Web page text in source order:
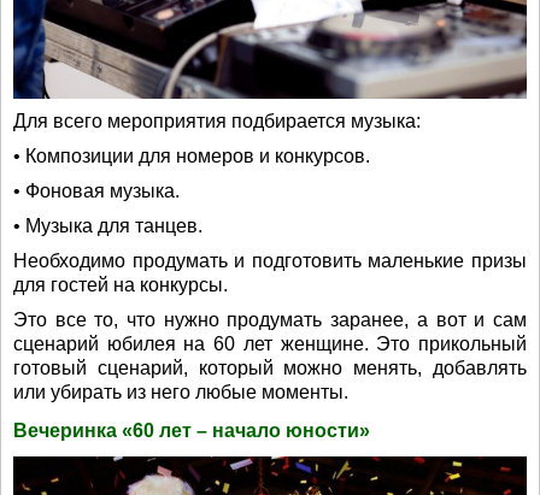
Для всего мероприятия подбирается музыка:
• Композиции для номеров и конкурсов.
• Фоновая музыка.
• Музыка для танцев.
Необходимо продумать и подготовить маленькие призы
для гостей на конкурсы.
Это все то, что нужно продумать заранее, а вот и сам
сценарий юбилея на 60 лет женщине. Это прикольный
готовый сценарий, который можно менять, добавлять
или убирать из него любые моменты.
Вечеринка «60 лет – начало юности»